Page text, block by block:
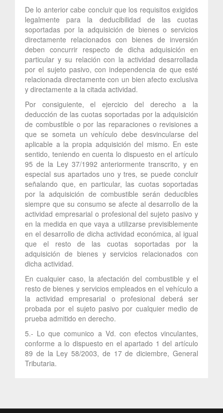
De lo anterior cabe concluir que los requisitos exigidos
legalmente para la deducibilidad de las cuotas
soportadas por la adquisición de bienes o servicios
directamente relacionados con bienes de inversión
deben concurrir respecto de dicha adquisición en
particular y su relación con la actividad desarrollada
por el sujeto pasivo, con independencia de que esté
relacionada directamente con un bien afecto exclusiva
y directamente a la citada actividad.
Por consiguiente, el ejercicio del derecho a la
deducción de las cuotas soportadas por la adquisición
de combustible o por las reparaciones o revisiones a
que se someta un vehículo debe desvincularse del
aplicable a la propia adquisición del mismo. En este
sentido, teniendo en cuenta lo dispuesto en el artículo
95 de la Ley 37/1992 anteriormente transcrito, y en
especial sus apartados uno y tres, se puede concluir
señalando que, en particular, las cuotas soportadas
por la adquisición de combustible serán deducibles
siempre que su consumo se afecte al desarrollo de la
actividad empresarial o profesional del sujeto pasivo y
en la medida en que vaya a utilizarse previsiblemente
en el desarrollo de dicha actividad económica, al igual
que el resto de las cuotas soportadas por la
adquisición de bienes y servicios relacionados con
dicha actividad.
En cualquier caso, la afectación del combustible y el
resto de bienes y servicios empleados en el vehículo a
la actividad empresarial o profesional deberá ser
probada por el sujeto pasivo por cualquier medio de
prueba admitido en derecho.
5.- Lo que comunico a Vd. con efectos vinculantes,
conforme a lo dispuesto en el apartado 1 del artículo
89 de la Ley 58/2003, de 17 de diciembre, General
Tributaria.